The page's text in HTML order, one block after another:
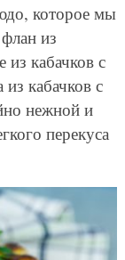
которое мы
из
кабачков с
кабачков с
нежной и
перекуса